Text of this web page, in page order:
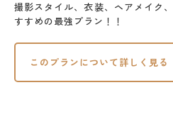
撮影スタイル、衣装、ヘアメイク
すすめの最強プラン！！
このプランについて詳しく見る